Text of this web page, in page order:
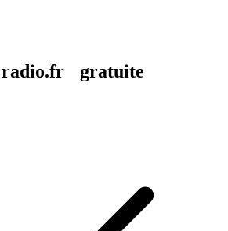
radio.fr gratuite